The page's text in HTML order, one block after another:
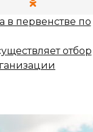
в первенстве по
отбор